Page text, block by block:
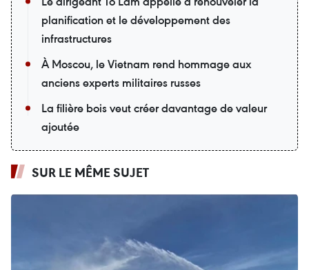
planification et le développement des
infrastructures
À Moscou, le Vietnam rend hommage aux
anciens experts militaires russes
La filière bois veut créer davantage de valeur
ajoutée
SUR LE MÊME SUJET